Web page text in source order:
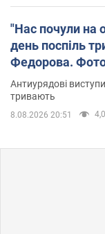
"Нас почули на
день поспіль
Федорова. Фото
Антиурядові
тривають
8.08.2026 20:51